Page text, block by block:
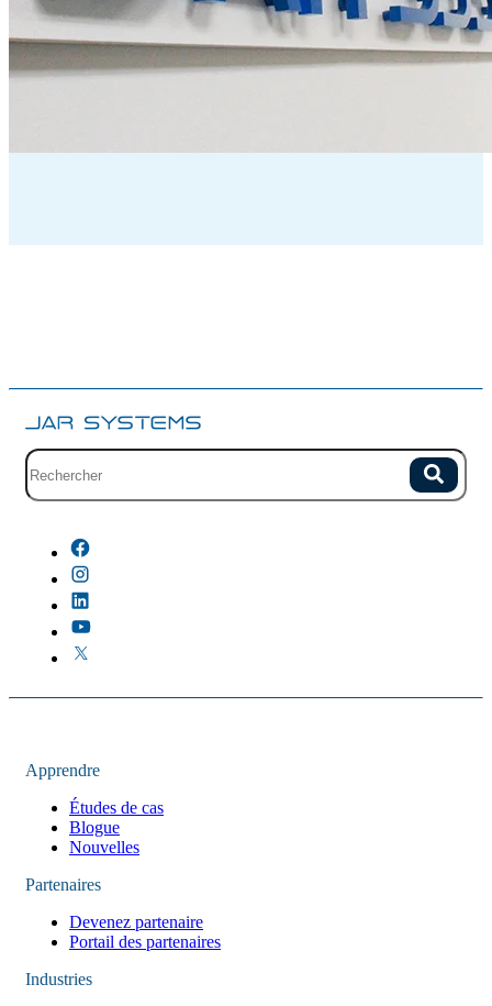
Champ de recherche avec suggestions.
Apprendre
Études de cas
Blogue
Nouvelles
Partenaires
Devenez partenaire
Portail des partenaires
Industries